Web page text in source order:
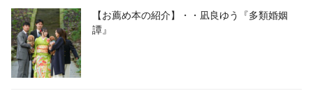
【お薦め本の紹介】・・凪良ゆう『多類婚姻
譚』